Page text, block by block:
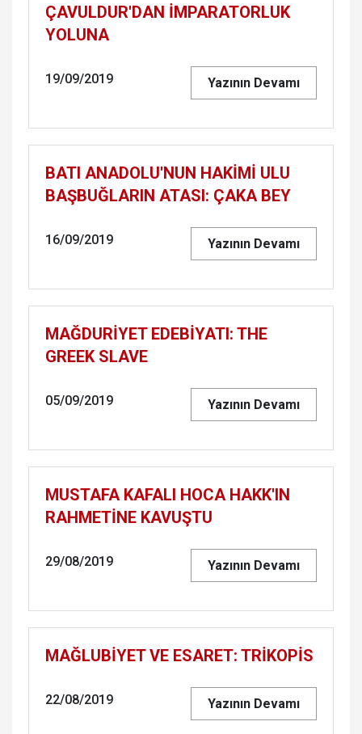
ÇA­VUL­DUR'DAN İMPA­RA­TOR­LUK
YO­LU­NA
19/09/2019 Yazının Devamı
BATI ANA­DO­LU'NUN HAKİMİ ULU
BAŞ­BUĞ­LA­RIN ATASI: ÇAKA BEY
16/09/2019 Yazının Devamı
MAĞ­DURİYET EDEBİYATI: THE
GREEK SLAVE
05/09/2019 Yazının Devamı
MUS­TA­FA KA­FA­LI HOCA HAKK'IN
RAH­METİNE KA­VUŞ­TU
29/08/2019 Yazının Devamı
MAĞ­LUBİYET VE ESA­RET: TRİKOPİS
22/08/2019 Yazının Devamı